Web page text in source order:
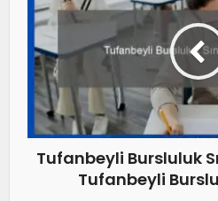
Tufanbeyli Bursluluk
Tufanbeyli